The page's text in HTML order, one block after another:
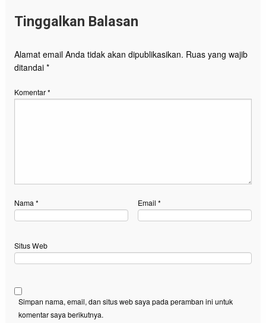
Tinggalkan Balasan
Alamat email Anda tidak akan dipublikasikan. Ruas yang wajib
ditandai *
Komentar*
Nama * Email *
Situs Web
Simpan nama, email, dan situs web saya pada peramban ini untuk
komentar saya berikutnya.